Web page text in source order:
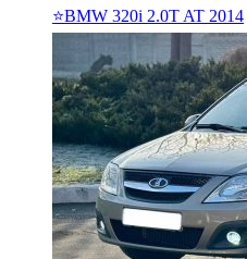
⭐️BMW 320i 2.0T AT 2014